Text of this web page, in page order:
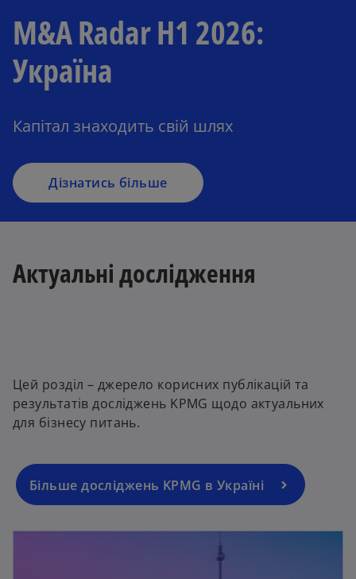
M&A Radar H1 2026:
Україна
Капітал знаходить свій шлях
Дізнатись більше
Актуальні дослідження
Цей розділ – джерело корисних публікацій та
результатів досліджень KPMG щодо актуальних
для бізнесу питань.
Більше досліджень KPMG в Україні